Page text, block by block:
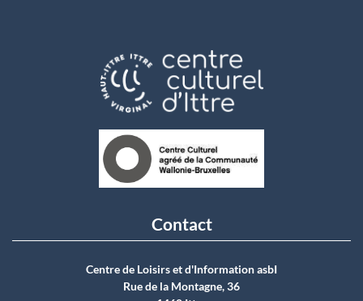
Contact
Centre de Loisirs et d'Information asbI
Rue de la Montagne, 36